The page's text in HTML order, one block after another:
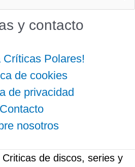
y contacto
Críticas Polares!
de cookies
de privacidad
Contacto
nosotros
de discos, series y